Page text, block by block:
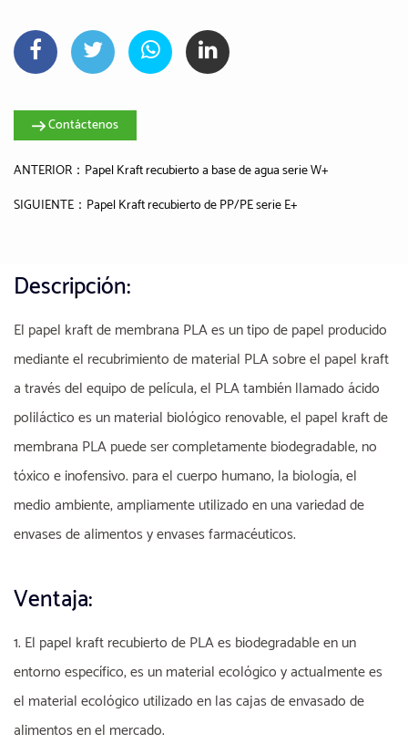
Contáctenos
ANTERIOR：Papel Kraft recubierto a base de agua serie W+
SIGUIENTE：Papel Kraft recubierto de PP/PE serie E+
Descripción:
El papel kraft de membrana PLA es un tipo de papel producido
mediante el recubrimiento de material PLA sobre el papel kraft
a través del equipo de película, el PLA también llamado ácido
poliláctico es un material biológico renovable, el papel kraft de
membrana PLA puede ser completamente biodegradable, no
tóxico e inofensivo. para el cuerpo humano, la biología, el
medio ambiente, ampliamente utilizado en una variedad de
envases de alimentos y envases farmacéuticos.
Ventaja:
1. El papel kraft recubierto de PLA es biodegradable en un
entorno específico, es un material ecológico y actualmente es
el material ecológico utilizado en las cajas de envasado de
alimentos en el mercado.